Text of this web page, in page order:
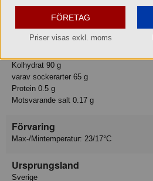
Basmängdeklaration: 100
Energi 1535 kJ
Energi 361 kcal
Fett 0 g
Kolhydrat 90 g
varav sockerarter 65 g
Protein 0.5 g
Motsvarande salt 0.17 g
Förvaring
Max-/Mintemperatur: 23/17°C
Ursprungsland
Sverige
FÖRETAG
Priser visas exkl. moms